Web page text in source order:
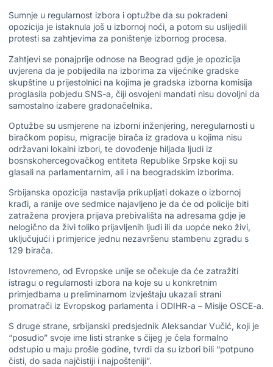
Sumnje u regularnost izbora i optužbe da su pokradeni
opozicija je istaknula još u izbornoj noći, a potom su uslijedili
protesti sa zahtjevima za poništenje izbornog procesa.
Zahtjevi se ponajprije odnose na Beograd gdje je opozicija
uvjerena da je pobijedila na izborima za vijećnike gradske
skupštine u prijestolnici na kojima je gradska izborna komisija
proglasila pobjedu SNS-a, čiji osvojeni mandati nisu dovoljni da
samostalno izabere gradonačelnika.
Optužbe su usmjerene na izborni inženjering, neregularnosti u
biračkom popisu, migracije birača iz gradova u kojima nisu
održavani lokalni izbori, te dovođenje hiljada ljudi iz
bosnskohercegovačkog entiteta Republike Srpske koji su
glasali na parlamentarnim, ali i na beogradskim izborima.
Srbijanska opozicija nastavlja prikupljati dokaze o izbornoj
krađi, a ranije ove sedmice najavljeno je da će od policije biti
zatražena provjera prijava prebivališta na adresama gdje je
nelogično da živi toliko prijavljenih ljudi ili da uopće neko živi,
uključujući i primjerice jednu nezavršenu stambenu zgradu s
129 birača.
Istovremeno, od Evropske unije se očekuje da će zatražiti
istragu o regularnosti izbora na koje su u konkretnim
primjedbama u preliminarnom izvještaju ukazali strani
promatrači iz Evropskog parlamenta i ODIHR-a – Misije OSCE-a.
S druge strane, srbijanski predsjednik Aleksandar Vučić, koji je
“posudio” svoje ime listi stranke s čijeg je čela formalno
odstupio u maju prošle godine, tvrdi da su izbori bili “potpuno
čisti, do sada najčistiji i najpošteniji”.